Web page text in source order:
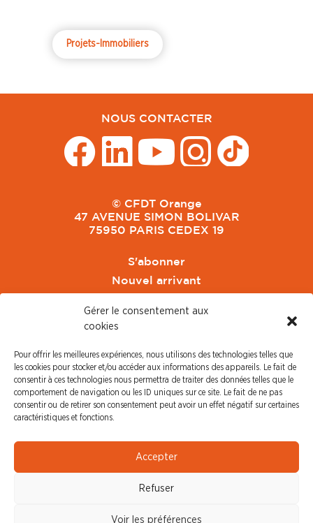
Gérer le consentement aux
cookies
Pour offrir les meilleures expériences, nous utilisons des technologies telles que
les cookies pour stocker et/ou accéder aux informations des appareils. Le fait de
consentir à ces technologies nous permettra de traiter des données telles que le
comportement de navigation ou les ID uniques sur ce site. Le fait de ne pas
consentir ou de retirer son consentement peut avoir un effet négatif sur certaines
caractéristiques et fonctions.
Accepter
Refuser
Voir les préférences
Projets-Immobiliers
NOUS CONTACTER
© CFDT Orange
47 AVENUE SIMON BOLIVAR
75950 PARIS CEDEX 19
S'abonner
Nouvel arrivant
CFDT Cadres
CFDT Retraités
L'UFFA
PRESSE
Communiqué de Presse
Revue de Presse